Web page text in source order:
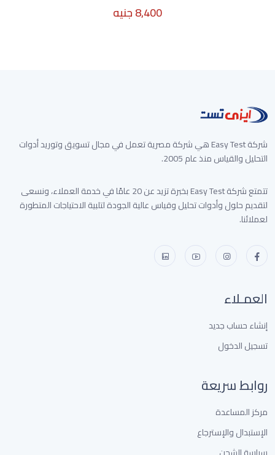
8,400 جنيه
شركة Easy Test هي شركة مصرية تعمل في مجال تسويق وتوريد أدوات
التحليل والقياس منذ عام 2005.
تتمتع شركة Easy Test بخبرة تزيد عن 20 عامًا في خدمة العملاء، ونسعى
لتقديم حلول وأدوات تحليل وقياس عالية الجودة لتلبية الاحتياجات المتطورة
لعملائنا.
العمـلاء
إنشاء حساب جديد
تسجيل الدخول
روابط سريعة
مركز المساعدة
الإستبدال والإسترجاع